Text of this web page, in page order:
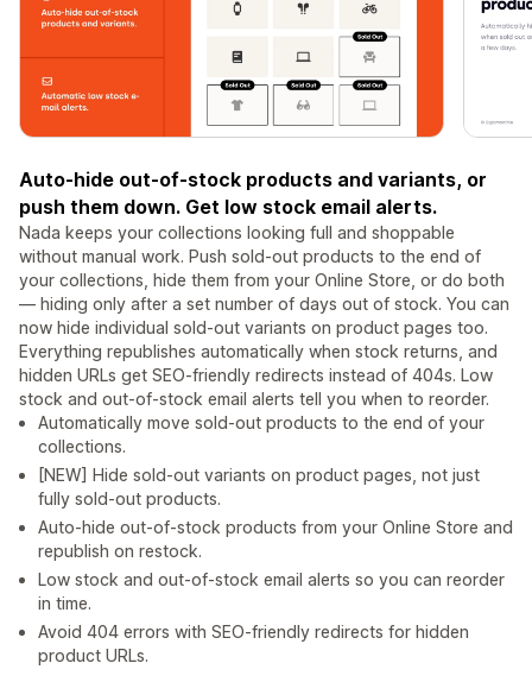
Auto-hide out-of-stock products and variants, or
push them down. Get low stock email alerts.
Nada keeps your collections looking full and shoppable
without manual work. Push sold-out products to the end of
your collections, hide them from your Online Store, or do both
— hiding only after a set number of days out of stock. You can
now hide individual sold-out variants on product pages too.
Everything republishes automatically when stock returns, and
hidden URLs get SEO-friendly redirects instead of 404s. Low
stock and out-of-stock email alerts tell you when to reorder.
Automatically move sold-out products to the end of your
collections.
[NEW] Hide sold-out variants on product pages, not just
fully sold-out products.
Auto-hide out-of-stock products from your Online Store and
republish on restock.
Low stock and out-of-stock email alerts so you can reorder
in time.
Avoid 404 errors with SEO-friendly redirects for hidden
product URLs.